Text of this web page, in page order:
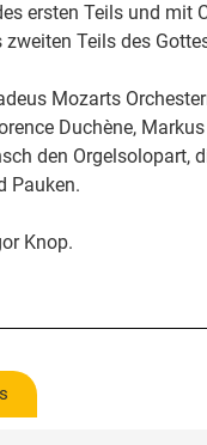
ersten Teils und mit
Teils des
Mozarts
Duchène,
den Orgelsolopart,
Pauken.
Knop.